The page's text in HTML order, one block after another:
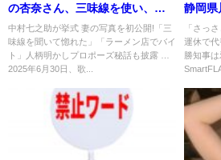
の杏奈さん、三味線を使い、さ
らに尺八も上手。二人の秘話も
披露
中村七之助が挙式 妻の写真を初公開!「三
味線を聞いて惚れた」「ラーメン店でバイ
ト」人柄明かしプロポーズ秘話も披露 …
2025年6月30日、歌...
静岡県
が止
ア作れ
「さっ
運休で代
勝知事は